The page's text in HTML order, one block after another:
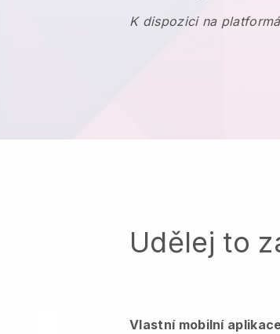
K dispozici na
Udělej to
Vlastní mobilní